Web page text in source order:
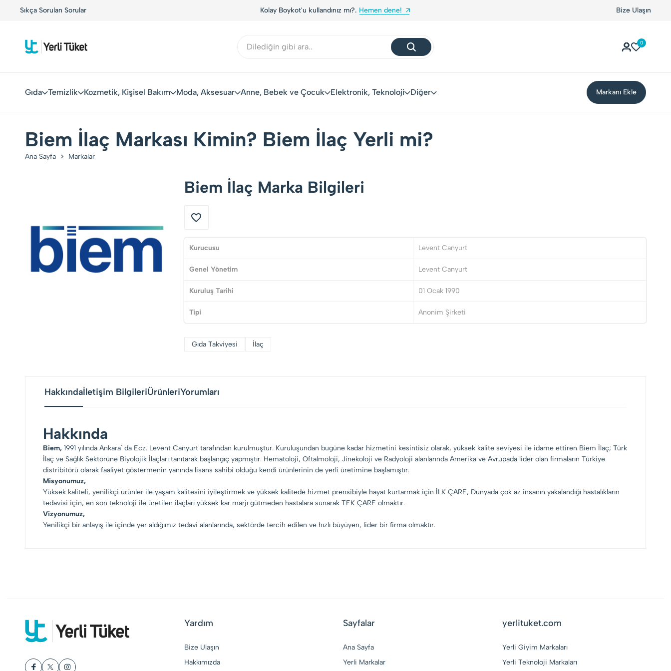
Sıkça Sorulan SorularYerli Tüketiciler, Yerli Markalarla Buluşuyor! Kolay Boykot'u kullandınız mı?. Hemen dene! Bize Ulaşın
0
Gıda Temizlik Kozmetik, Kişisel Bakım Moda, Aksesuar Anne, Bebek ve Çocuk Elektronik, Teknoloji Diğer Markanı Ekle
Biem İlaç Markası Kimin? Biem İlaç Yerli mi?
Ana Sayfa Markalar
Biem İlaç Marka Bilgileri
Kurucusu Levent Canyurt
Genel Yönetim Levent Canyurt
Kuruluş Tarihi 01 Ocak 1990
Tipi Anonim Şirketi
Gıda Takviyesi İlaç
Hakkındaİletişim BilgileriÜrünleriYorumları
Hakkında
Biem, 1991 yılında Ankara` da Ecz. Levent Canyurt tarafından kurulmuştur. Kuruluşundan bugüne kadar hizmetini kesintisiz olarak, yüksek kalite seviyesi ile idame ettiren Biem İlaç; Türk
İlaç ve Sağlık Sektörüne Biyolojik İlaçları tanıtarak başlangıç yapmıştır. Hematoloji, Oftalmoloji, Jinekoloji ve Radyoloji alanlarında Amerika ve Avrupada lider olan firmaların Türkiye
distribitörü olarak faaliyet göstermenin yanında lisans sahibi olduğu kendi ürünlerinin de yerli üretimine başlamıştır.
Misyonumuz,
Yüksek kaliteli, yenilikçi ürünler ile yaşam kalitesini iyileştirmek ve yüksek kalitede hizmet prensibiyle hayat kurtarmak için İLK ÇARE, Dünyada çok az insanın yakalandığı hastalıkların
tedavisi için, en son teknoloji ile üretilen ilaçları yüksek kar marjı gütmeden hastalara sunarak TEK ÇARE olmaktır.
Vizyonumuz,
Yenilikçi bir anlayış ile içinde yer aldığımız tedavi alanlarında, sektörde tercih edilen ve hızlı büyüyen, lider bir firma olmaktır.
Yardım
Bize Ulaşın
Hakkımızda
Sayfalar
Ana Sayfa
Yerli Markalar
yerlituket.com
Yerli Giyim Markaları
Yerli Teknoloji Markaları